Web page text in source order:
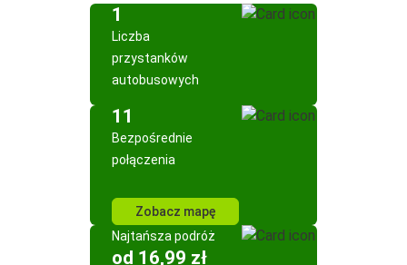
1
Liczba
przystanków
autobusowych
11
Bezpośrednie
połączenia
Zobacz mapę
Najtańsza podróż
od 16,99 zł